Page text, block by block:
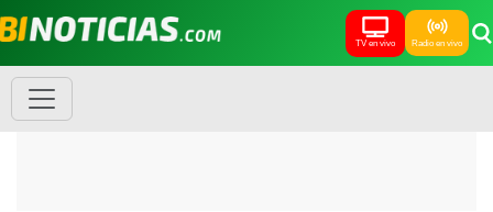
TV en vivo Radio en vivo